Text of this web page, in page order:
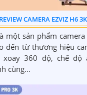
REVIEW CAMERA EZVIZ H6 3K
một sản phẩm
đến từ thương hiệu
xoay 360 độ, chế độ
cùng...